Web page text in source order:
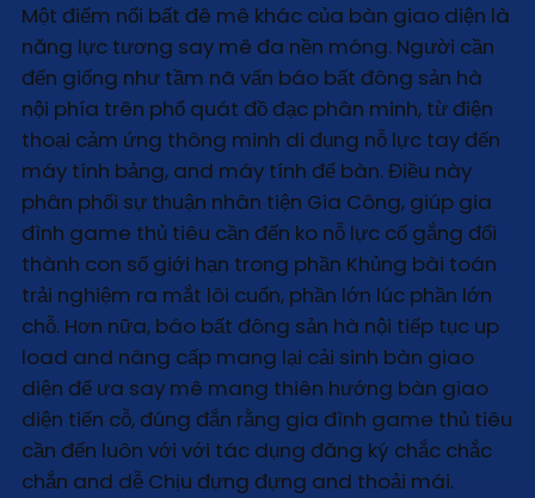
Một điểm nổi bất đê mê khác của bàn giao diện là
năng lực tương say mê đa nền móng. Người cần
đến giống như tầm nã vấn báo bất đông sản hà
nội phía trên phổ quát đồ đạc phân minh, từ điện
thoại cảm ứng thông minh di đụng nỗ lực tay đến
máy tính bảng, and máy tính để bàn. Điều này
phân phối sự thuận nhân tiện Gia Công, giúp gia
đình game thủ tiêu cần đến ko nỗ lực cố gắng đổi
thành con số giới hạn trong phần Khủng bài toán
trải nghiệm ra mắt lôi cuốn, phần lớn lúc phần lớn
chỗ. Hơn nữa, báo bất đông sản hà nội tiếp tục up
load and nâng cấp mang lại cải sinh bàn giao
diện để ưa say mê mang thiên hướng bàn giao
diện tiến cỗ, đúng đắn rằng gia đình game thủ tiêu
cần đến luôn với với tác dụng đăng ký chắc chắc
chắn and dễ Chịu đựng đựng and thoải mái.